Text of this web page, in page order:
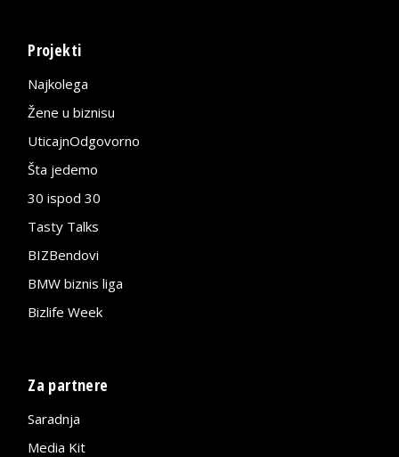
Projekti
Najkolega
Žene u biznisu
UticajnOdgovorno
Šta jedemo
30 ispod 30
Tasty Talks
BIZBendovi
BMW biznis liga
Bizlife Week
Za partnere
Saradnja
Media Kit